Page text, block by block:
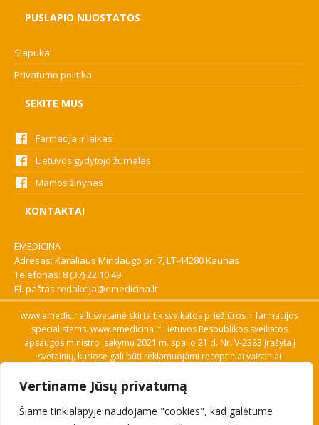
Vertiname Jūsų privatumą
Šiame tinklalapyje naudojame "cookies", kad galėtume
PUSLAPIO NUOSTATOS
Slapukai
Privatumo politika
SEKITE MUS
Farmacija ir laikas
Lietuvos gydytojo žurnalas
Mamos žinynas
KONTAKTAI
EMEDICINA
Adresas: Karaliaus Mindaugo pr. 7, LT-44280 Kaunas
Telefonas: 8 (37) 22 10 49
El. paštas redakcija@emedicina.lt
www.emedicina.lt svetainė skirta tik sveikatos priežiūros ir farmacijos
specialistams. www.emedicina.lt Lietuvos Respublikos sveikatos
apsaugos ministro įsakymu 2021 m. spalio 21 d. Nr. V-2383 įrašyta į
svetainių, kuriose gali būti reklamuojami receptiniai vaistiniai
savo profesinę kvalifikaciją. Naudingos nuorodos: Vaistų ir medicinos
pagalbos priemonių kainų paieška, VVKT tinklalapis, Sveikatos
priežiūros ar farmacijos specialisto pranešimo apie įtariamą